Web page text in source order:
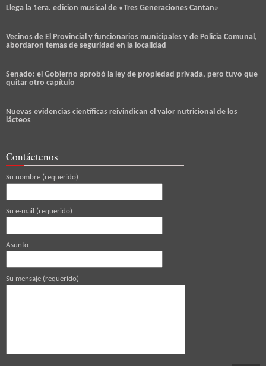
Llega la 1era. edicion musical de «Tres Generaciones Cantan»
Vecinos de El Provincial y funcionarios municipales y de Policia Comunal,
abordaron temas de seguridad en la localidad
Senado: el Gobierno aprobó la ley de propiedad privada, pero tuvo que
quitar otro capítulo
Nuevas evidencias científicas reivindican el valor nutricional de los
lácteos
Contáctenos
Su nombre (requerido)
Su e-mail (requerido)
Asunto
Su mensaje (requerido)